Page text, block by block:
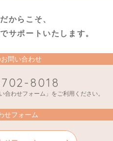
からこそ、
サポートいたします。
問い合わせ
8018
合わせフォーム」をご利用ください。
せフォーム